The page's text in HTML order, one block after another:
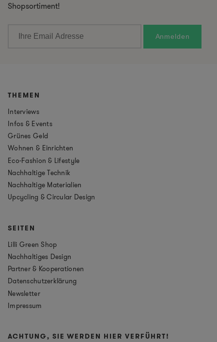
Shopsortiment!
THEMEN
Interviews
Infos & Events
Grünes Geld
Wohnen & Einrichten
Eco-Fashion & Lifestyle
Nachhaltige Technik
Nachhaltige Materialien
Upcycling & Circular Design
SEITEN
Lilli Green Shop
Nachhaltiges Design
Partner & Kooperationen
Datenschutzerklärung
Newsletter
Impressum
ACHTUNG, SIE WERDEN HIER VERFÜHRT!